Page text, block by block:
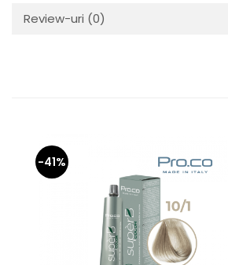
Review-uri (0)
-41%